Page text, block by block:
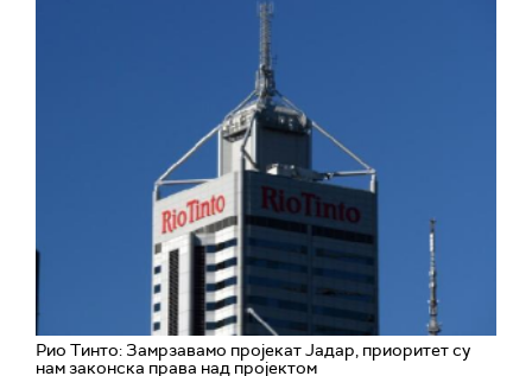
Рио Тинто: Замрзавамо пројекат Јадар, приоритет су
нам законска права над пројектом